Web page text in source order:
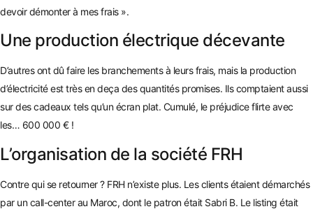
devoir démonter à mes frais ».
Une production électrique décevante
D’autres ont dû faire les branchements à leurs frais, mais la production
d’électricité est très en deça des quantités promises. Ils comptaient aussi
sur des cadeaux tels qu’un écran plat. Cumulé, le préjudice flirte avec
les… 600 000 € !
L’organisation de la société FRH
Contre qui se retourner ? FRH n’existe plus. Les clients étaient démarchés
par un call-center au Maroc, dont le patron était Sabri B. Le listing était